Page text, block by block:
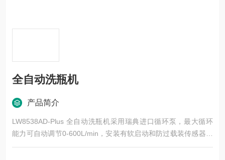
全自动洗瓶机
产品简介
LW8538AD-Plus 全自动洗瓶机采用瑞典进口循环泵，最大循环
能力可自动调节0-600L/min，安装有软启动和防过载装传感器，
保护泵启动温和并延长使用寿命。